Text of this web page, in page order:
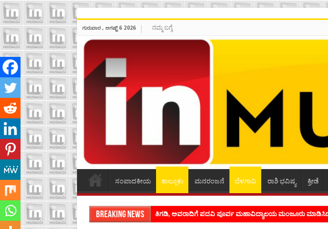
ಗುರುವಾರ , ಆಗಷ್ಟ್ 6 2026 ನಮ್ಮ ಬಗ್ಗೆ
ಸಂಪಾದಕೀಯ ತಾಲ್ಲೂಕು ಮನರಂಜನೆ ಬೆಳಗಾವಿ ರಾಶಿ ಭವಿಷ್ಯ ಕ್ರೀಡೆ
Breaking News ಶಿವಾಪುರದಲ್ಲಿ ಕವಿಗೋಷ್ಠಿಯ ಸಂಭ್ರಮ ಭಾವನೆಗಳನ್ನು ಕಟ್ಟಿಕೊಡುವ